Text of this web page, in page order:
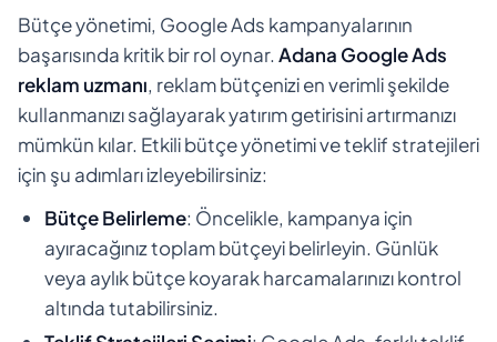
Bütçe yönetimi, Google Ads kampanyalarının
başarısında kritik bir rol oynar. Adana Google Ads
reklam uzmanı, reklam bütçenizi en verimli şekilde
kullanmanızı sağlayarak yatırım getirisini artırmanızı
mümkün kılar. Etkili bütçe yönetimi ve teklif stratejileri
için şu adımları izleyebilirsiniz:
Bütçe Belirleme: Öncelikle, kampanya için
ayıracağınız toplam bütçeyi belirleyin. Günlük
veya aylık bütçe koyarak harcamalarınızı kontrol
altında tutabilirsiniz.